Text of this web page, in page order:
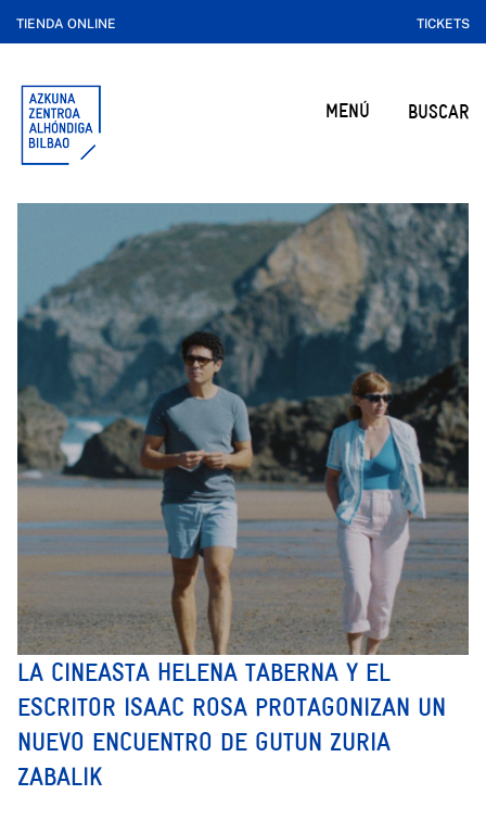
TIENDA ONLINE TICKETS
MENÚ BUSCAR
LA CINEASTA HELENA TABERNA Y EL
ESCRITOR ISAAC ROSA PROTAGONIZAN UN
NUEVO ENCUENTRO DE GUTUN ZURIA
ZABALIK